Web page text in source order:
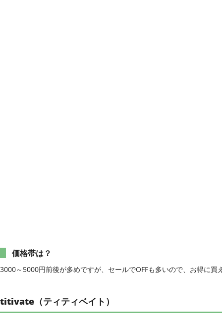
価格帯は？
3000～5000円前後が多めですが、セールでOFFも多いので、お得に買
titivate（ティティベイト）